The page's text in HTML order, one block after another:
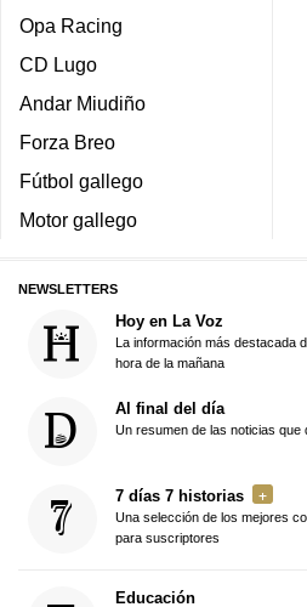
Opa Racing
CD Lugo
Andar Miudiño
Forza Breo
Fútbol gallego
Motor gallego
NEWSLETTERS
Hoy en La Voz
La información más destacada
hora de la mañana
Al final del día
Un resumen de las noticias
7 días 7 historias
Una selección de los mejores
para suscriptores
Educación